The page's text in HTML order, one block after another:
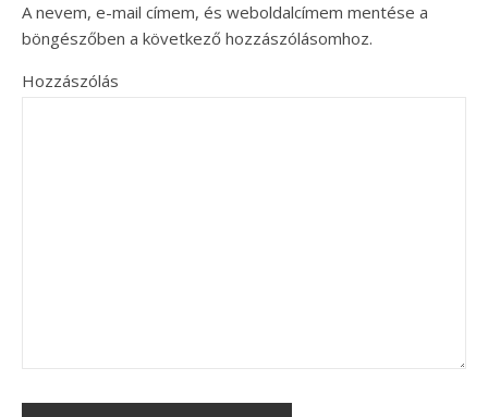
A nevem, e-mail címem, és weboldalcímem mentése a
böngészőben a következő hozzászólásomhoz.
Hozzászólás